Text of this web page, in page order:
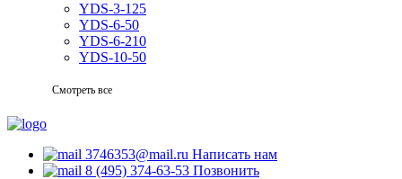
YDS-3-125
YDS-6-50
YDS-6-210
YDS-10-50
Смотреть все
3746353@mail.ru Написать нам
8 (495) 374-63-53 Позвонить